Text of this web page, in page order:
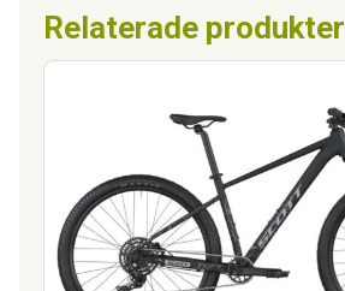
Relaterade produkter